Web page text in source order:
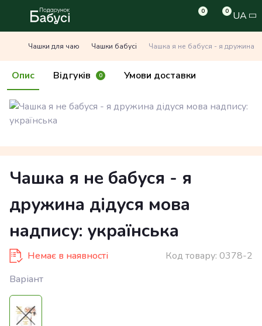
0 0 UA
Чашки для чаю Чашки бабусі Чашка я не бабуся - я дружина
Опис Відгуків 0 Умови доставки
Чашка я не бабуся - я
дружина дідуся мова
надпису: українська
Немає в наявності Код товару: 0378-2
Варіант